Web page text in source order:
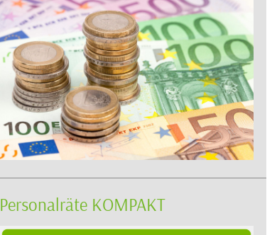
Personalräte KOMPAKT